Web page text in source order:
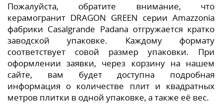
Пожалуйста, обратите внимание, что
керамогранит DRAGON GREEN серии Amazzonia
фабрики Casalgrande Padana отгружается кратко
заводской упаковке. Каждому формату
соответствует совой размер упаковки. При
оформлении заявки, через корзину на нашем
сайте, вам будет доступна подробная
информация о количестве плит и квадратных
метров плитки в одной упаковке, а также её вес.